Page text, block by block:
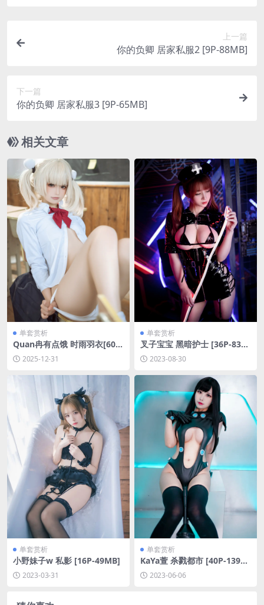
上一篇
你的负卿 居家私服2 [9P-88MB]
下一篇
你的负卿 居家私服3 [9P-65MB]
相关文章
单套赏析
Quan冉有点饿 时雨羽衣[60P-
537.4M]
2025-12-31
单套赏析
叉子宝宝 黑暗护士 [36P-83M
B] 2023-08-30
单套赏析
小野妹子w 私影 [16P-49MB]
2023-03-31
单套赏析
KaYa萱 杀戮都市 [40P-139M
B] 2023-06-06